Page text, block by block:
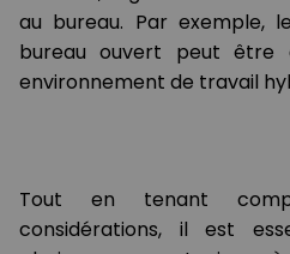
au bureau. Par exemple,
bureau ouvert peut être
environnement de travail
Tout en tenant
considérations, il est